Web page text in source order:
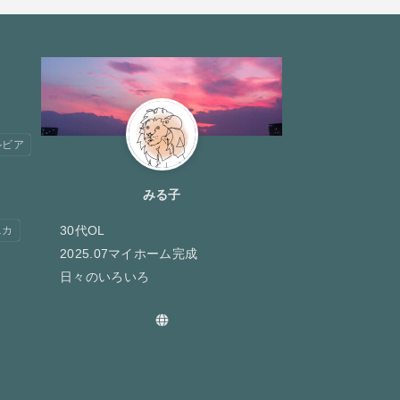
ア
みる子
30代OL
2025.07マイホーム完成
日々のいろいろ